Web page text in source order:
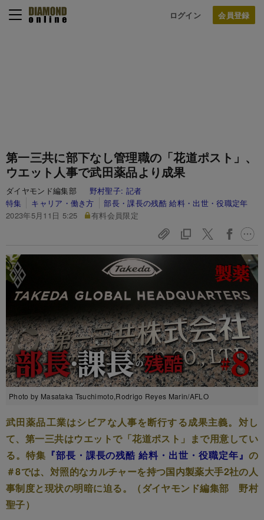
ログイン
第一三共に部下なし管理職の「花道ポスト」、
ウエット人事で武田薬品より成果
ダイヤモンド編集部 野村聖子: 記者
特集
キャリア・働き方
部長・課長の残酷 給料・出世・役職定年
2023年5月11日 5:25
有料会員限定
Photo by Masataka Tsuchimoto,Rodrigo Reyes Marin/AFLO
武田薬品工業はシビアな人事を断行する成果主義。対し
て、第一三共はウエットで「花道ポスト」まで用意してい
る。特集 『部長・課長の残酷 給料・出世・役職定年』 の
＃8では、対照的なカルチャーを持つ国内製薬大手2社の人
事制度と現状の明暗に迫る。（ダイヤモンド編集部 野村
聖子）